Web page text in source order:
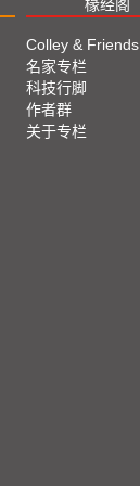
椽经阁
Colley & Friends
名家专栏
科技行脚
作者群
关于专栏